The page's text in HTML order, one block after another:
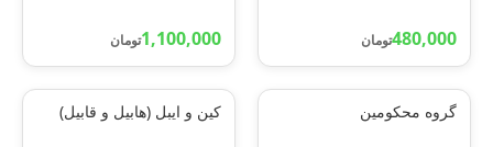
480,000تومان 1,100,000تومان
گروه محکومین کین و ایبل (هابیل و قابیل)